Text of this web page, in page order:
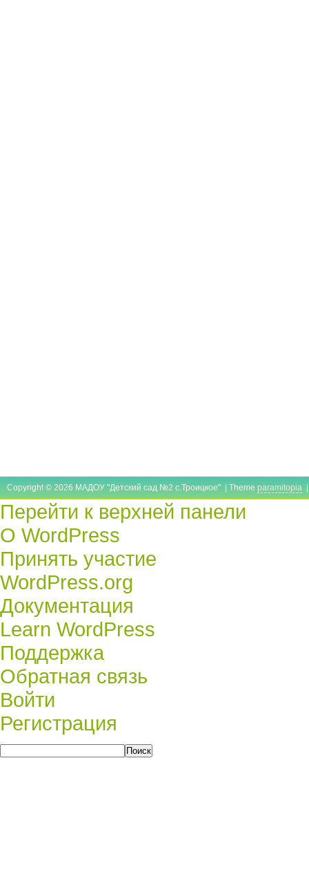
Copyright © 2026 МАДОУ "Детский сад №2 с.Троицкое" | Theme paramitopia
Перейти к верхней панели
О
WordPress
О WordPress
Принять участие
WordPress.org
Документация
Learn WordPress
Поддержка
Обратная связь
Войти
Регистрация
Поиск